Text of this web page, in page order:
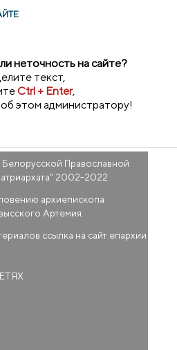
неточность на сайте?
текст,
Ctrl + Enter,
этом администратору!
Белорусской Православной
" 2002-2022
архиепископа
Артемия.
ссылка на сайт епархии